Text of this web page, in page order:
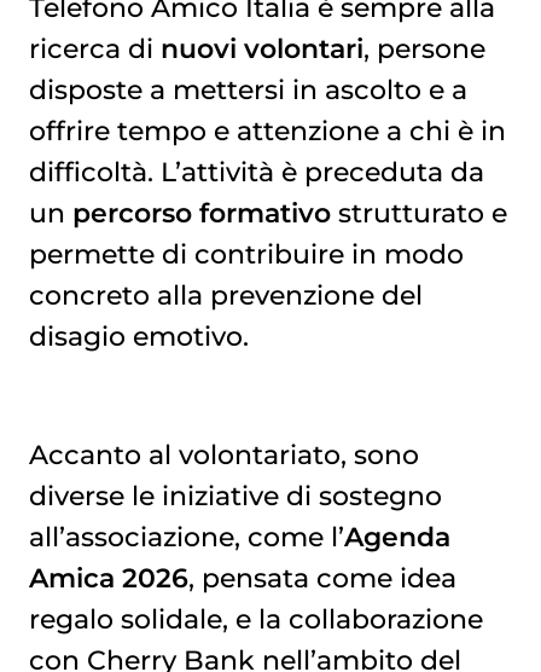
Telefono Amico Italia è sempre alla
ricerca di nuovi volontari, persone
disposte a mettersi in ascolto e a
offrire tempo e attenzione a chi è in
difficoltà. L’attività è preceduta da
un percorso formativostrutturato e
permette di contribuire in modo
concreto alla prevenzione del
disagio emotivo.
Accanto al volontariato, sono
diverse le iniziative di sostegno
all’associazione, come l’Agenda
Amica 2026, pensata come idea
regalo solidale, e la collaborazione
con Cherry Bank nell’ambito del